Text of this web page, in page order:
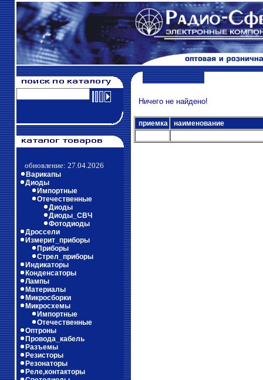
обновление: 27.04.2026
Варикапы
Диоды
Импортные
Отечественные
Диоды
Диоды_СВЧ
Фотодиоды
Дроссели
Измерит_приборы
Приборы
Стрел_приборы
Индикаторы
Конденсаторы
Лампы
Материалы
Микросборки
Микросхемы
Импортные
Отечественные
Оптроны
Провода_кабель
Разъемы
Резисторы
Резонаторы
Реле,контакторы
Ничего не найдено!
приемка наименование